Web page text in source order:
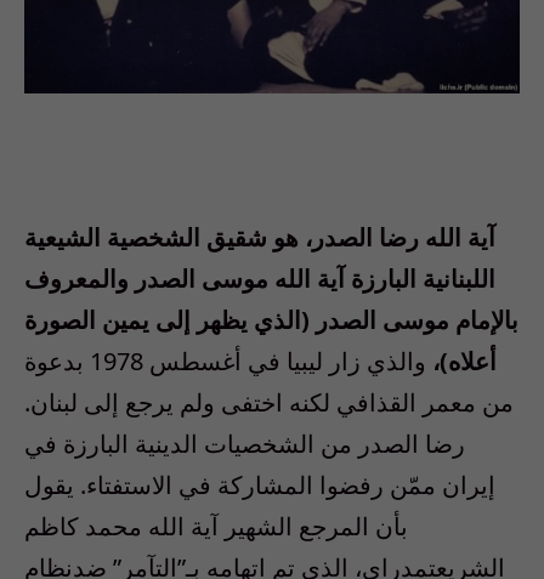
آية الله رضا الصدر، هو شقيق الشخصية الشيعية
اللبنانية البارزة آية الله موسى الصدر والمعروف
بالإمام موسى الصدر (الذي يظهر إلى يمين الصورة
أعلاه)،
والذي زار ليبيا في أغسطس 1978 بدعوة
من معمر القذافي لكنه اختفى ولم يرجع إلى لبنان.
رضا الصدر من الشخصيات الدينية البارزة في
إيران ممّن رفضوا المشاركة في الاستفتاء. يقول
بأن المرجع الشهير آية الله محمد كاظم
الشريعتمدراي، الذي تم اتهامه بـ”التآمر” ضدنظام